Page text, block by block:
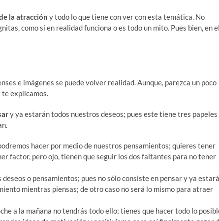
la atracción y todo lo que tiene con ver con esta temática. No
como si en realidad funciona o es todo un mito. Pues bien, en el
e imágenes se puede volver realidad. Aunque, parezca un poco
te explicamos.
y ya estarán todos nuestros deseos; pues este tiene tres papeles
hacer por medio de nuestros pensamientos; quieres tener
factor, pero ojo, tienen que seguir los dos faltantes para no tener
deseos o pensamientos; pues no sólo consiste en pensar y ya
mientras piensas; de otro caso no será lo mismo para atraer
a la mañana no tendrás todo ello; tienes que hacer todo lo